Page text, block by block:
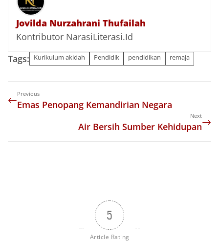
Jovilda Nurzahrani Thufailah
Kontributor NarasiLiterasi.Id
Tags:
Kurikulum akidah Pendidik pendidikan remaja
Previous
Emas Penopang Kemandirian Negara
Next
Air Bersih Sumber Kehidupan
5
Article Rating